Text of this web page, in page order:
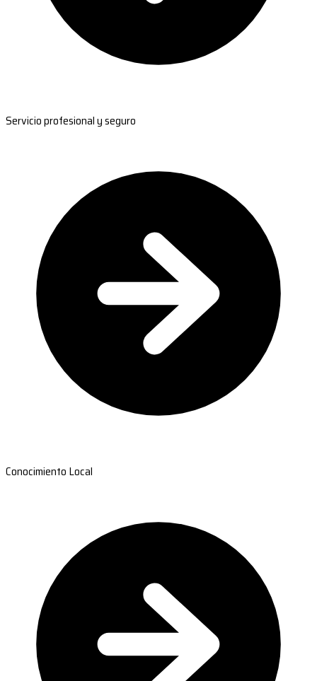
Servicio profesional y seguro
Conocimiento Local